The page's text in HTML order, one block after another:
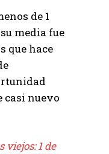
de 1
media fue
que hace
casi nuevo
viejos: 1 de